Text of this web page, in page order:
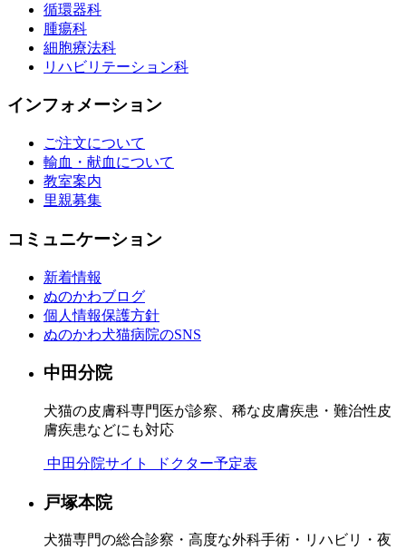
循環器科
腫瘍科
細胞療法科
リハビリテーション科
インフォメーション
ご注文について
輸血・献血について
教室案内
里親募集
コミュニケーション
新着情報
ぬのかわブログ
個人情報保護方針
ぬのかわ犬猫病院のSNS
中田分院
犬猫の皮膚科専門医が診察、稀な皮膚疾患・難治性皮
膚疾患などにも対応
中田分院サイト ドクター予定表
戸塚本院
犬猫専門の総合診察・高度な外科手術・リハビリ・夜